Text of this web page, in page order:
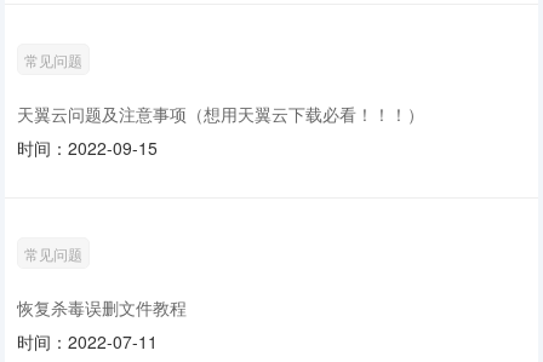
常见问题
天翼云问题及注意事项（想用天翼云下载必看！！！）
时间：2022-09-15
常见问题
恢复杀毒误删文件教程
时间：2022-07-11